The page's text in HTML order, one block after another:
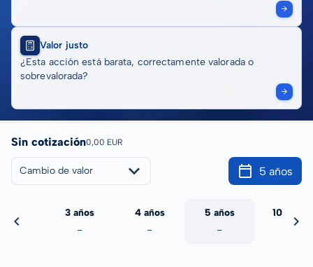
Valor justo
¿Esta acción está barata, correctamente valorada o
sobrevalorada?
Sin cotización0,00 EUR
Cambio de valor 5 años
3 años
-
4 años
-
5 años
-
10 años